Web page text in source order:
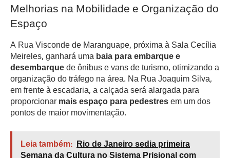
Melhorias na Mobilidade e Organização do
Espaço
A Rua Visconde de Maranguape, próxima à Sala Cecília
Meireles, ganhará umabaia para embarque e
desembarquede ônibus e vans de turismo, otimizando a
organização do tráfego na área. Na Rua Joaquim Silva,
em frente à escadaria, a calçada será alargada para
proporcionarmais espaço para pedestresem um dos
pontos de maior movimentação.
Leia também: Rio de Janeiro sedia primeira